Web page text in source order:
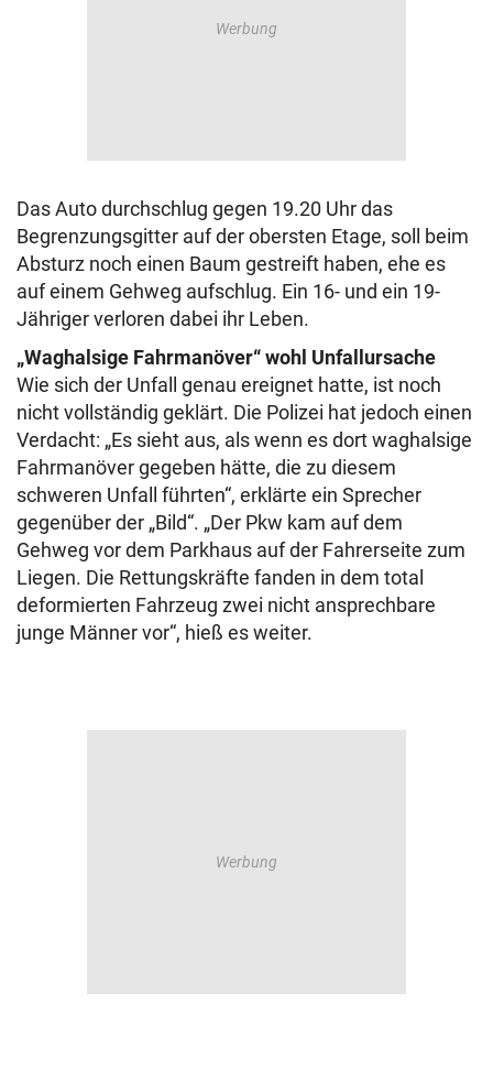
Das Auto durchschlug gegen 19.20 Uhr das
Begrenzungsgitter auf der obersten Etage, soll beim
Absturz noch einen Baum gestreift haben, ehe es
auf einem Gehweg aufschlug. Ein 16- und ein 19-
Jähriger verloren dabei ihr Leben.
„Waghalsige Fahrmanöver“ wohl Unfallursache
Wie sich der Unfall genau ereignet hatte, ist noch
nicht vollständig geklärt. Die Polizei hat jedoch einen
Verdacht: „Es sieht aus, als wenn es dort waghalsige
Fahrmanöver gegeben hätte, die zu diesem
schweren Unfall führten“, erklärte ein Sprecher
gegenüber der „Bild“. „Der Pkw kam auf dem
Gehweg vor dem Parkhaus auf der Fahrerseite zum
Liegen. Die Rettungskräfte fanden in dem total
deformierten Fahrzeug zwei nicht ansprechbare
junge Männer vor“, hieß es weiter.